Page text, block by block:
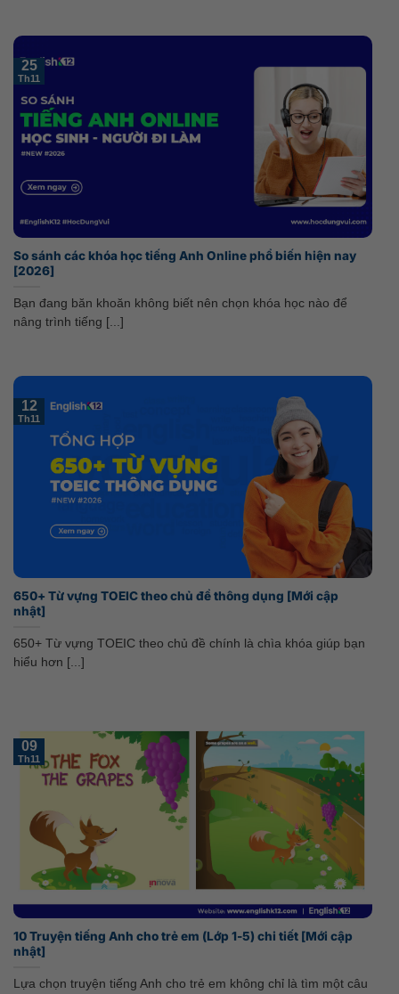
So sánh các khóa học tiếng Anh Online phổ biến hiện nay
[2026]
Bạn đang băn khoăn không biết nên chọn khóa học nào để
nâng trình tiếng [...]
25
Th11
650+ Từ vựng TOEIC theo chủ đề thông dụng [Mới cập
nhật]
650+ Từ vựng TOEIC theo chủ đề chính là chìa khóa giúp bạn
hiểu hơn [...]
12
Th11
10 Truyện tiếng Anh cho trẻ em (Lớp 1-5) chi tiết [Mới cập
nhật]
Lựa chọn truyện tiếng Anh cho trẻ em không chỉ là tìm một câu
09
Th11